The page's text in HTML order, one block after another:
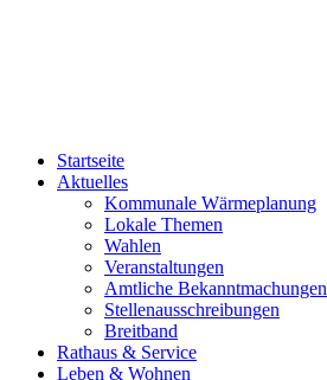
Startseite
Aktuelles
Kommunale Wärmeplanung
Lokale Themen
Wahlen
Veranstaltungen
Amtliche Bekanntmachungen
Stellenausschreibungen
Breitband
Rathaus & Service
Leben & Wohnen